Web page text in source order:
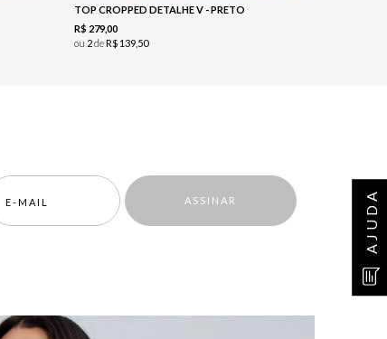
AJUDA
TOP CROPPED DETALHE V - PRETO
R$ 279,00
ou 2deR$ 139 50
ASSINAR